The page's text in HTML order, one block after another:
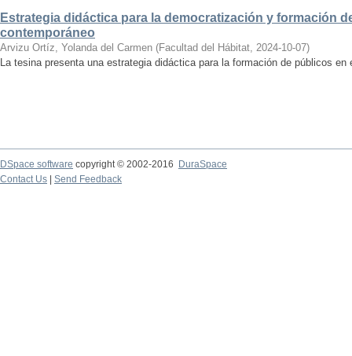
Estrategia didáctica para la democratización y formación
contemporáneo
Arvizu Ortíz, Yolanda del Carmen (Facultad del Hábitat, 2024-10-07)
La tesina presenta una estrategia didáctica para la formación de públicos en
DSpace software copyright © 2002-2016
DuraSpace
Contact Us
Send Feedback